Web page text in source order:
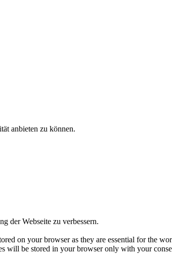
anbieten zu können.
der Webseite zu verbessern.
on your browser as they are essential for the
will be stored in your browser only with your